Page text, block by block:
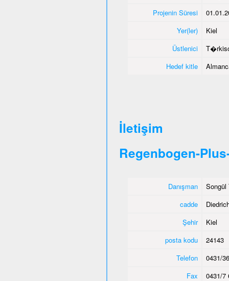
Projenin Süresi
Yer(ler)
Kiel
Üstlenici
Hedef kitle
İletişim
Regenbogen-
Danışman
Songül
cadde
Şehir
Kiel
posta kodu
24143
Telefon
0431/
Fax
0431/7